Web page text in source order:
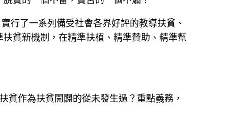
實行了一系列備受社會各界好評的教導扶貧、
貧新機制，在精準扶植、精準贊助、精準幫
作為扶貧開闢的從未發生過？重點義務，